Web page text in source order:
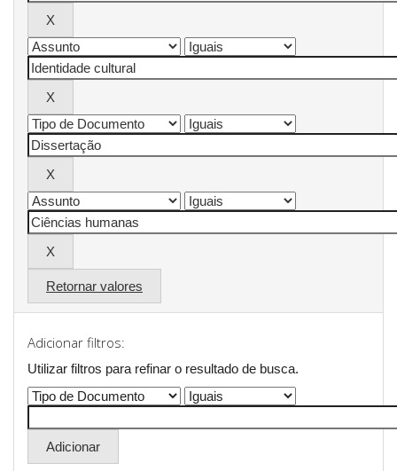
Retornar valores
Adicionar filtros:
Utilizar filtros para refinar o resultado de busca.